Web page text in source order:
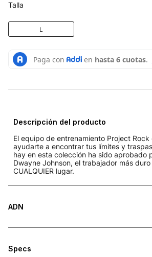
Talla
L
Descripción del producto
El equipo de entrenamiento Project
ayudarte a encontrar tus límites y
hay en esta colección ha sido aprobado
Dwayne Johnson, el trabajador más
CUALQUIER lugar.
ADN
Specs